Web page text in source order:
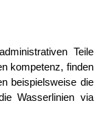
Teile
kompetenz, finden
beispielsweise die
Wasserlinien via